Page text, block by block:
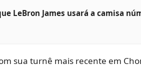
LeBron James usará a camisa
sua turnê mais recente em